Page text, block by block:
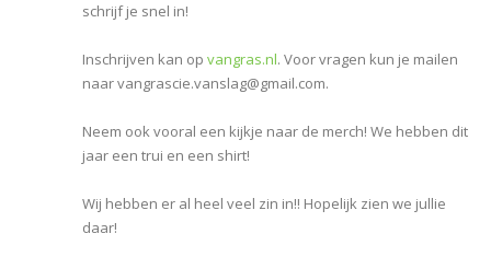
schrijf je snel in!
Inschrijven kan op vangras.nl. Voor vragen kun je mailen
naar vangrascie.vanslag@gmail.com.
Neem ook vooral een kijkje naar de merch! We hebben dit
jaar een trui en een shirt!
Wij hebben er al heel veel zin in!! Hopelijk zien we jullie
daar!